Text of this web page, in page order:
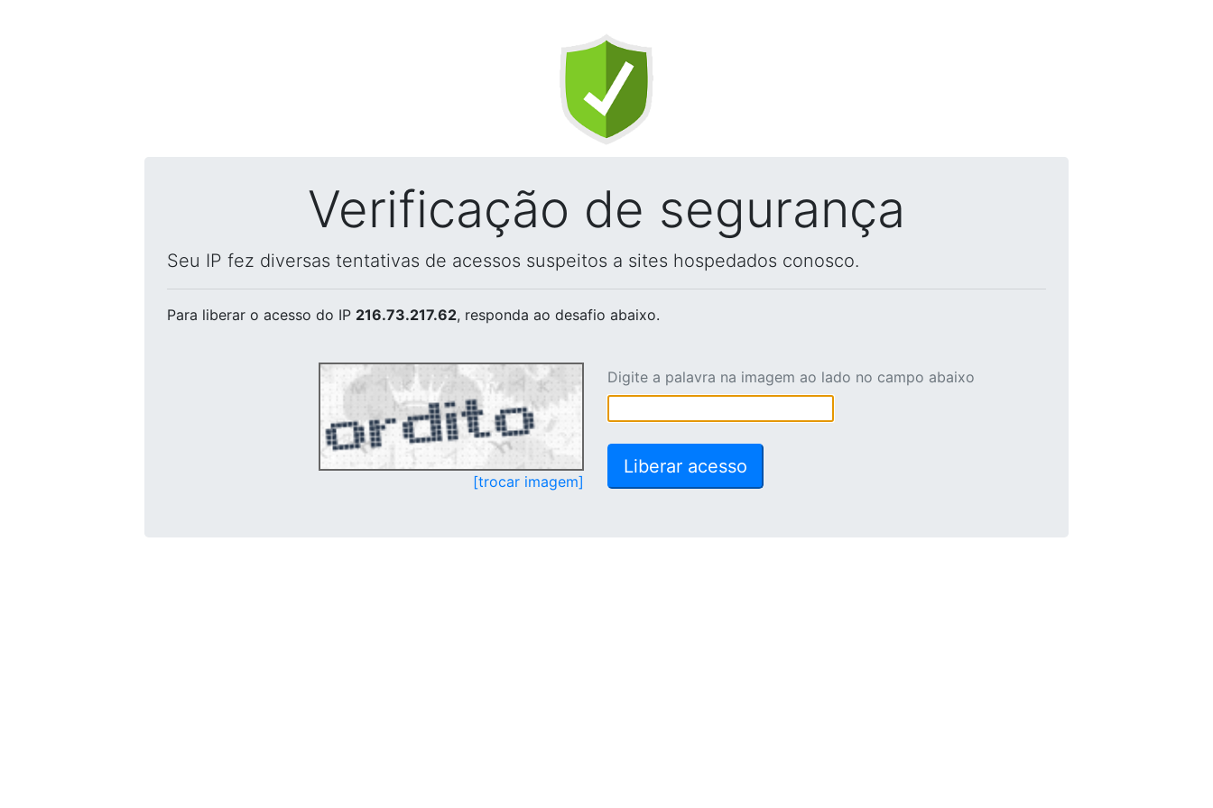
Verificação de segurança
Seu IP fez diversas tentativas de acessos suspeitos a sites hospedados conosco.
Para liberar o acesso do IP 216.73.217.62, responda ao desafio abaixo.
[trocar imagem]
Digite a palavra na imagem ao lado no campo abaixo